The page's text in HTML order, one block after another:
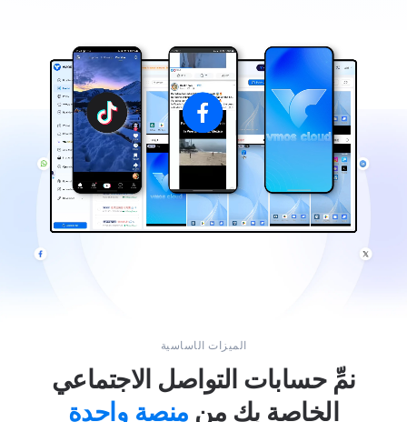
الميزات الأساسية
نمِّ حسابات التواصل الاجتماعي
الخاصة بك من منصة واحدة